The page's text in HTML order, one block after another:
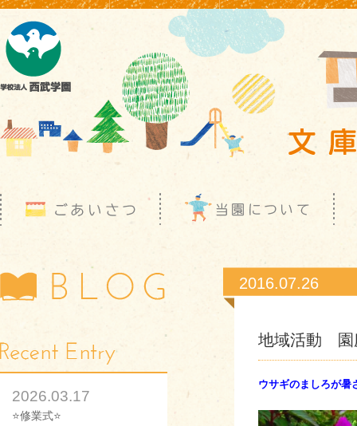
2026.03.17
⭐修業式⭐
2016.07.26
地域活動 園
ウサギのましろが暑